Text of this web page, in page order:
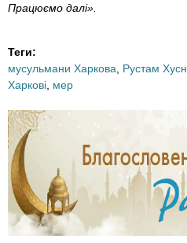
Працюємо далі».
Теги:
мусульмани Харкова
Рустам
Харкові мер